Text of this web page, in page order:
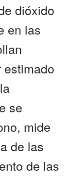
dióxido
en las
se
mide
de las
de las